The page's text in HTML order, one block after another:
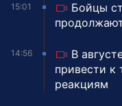
15:01
Бойцы
14:56
В
привести
реакциям